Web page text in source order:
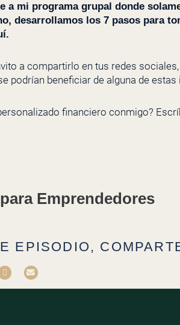
a mi programa grupal donde
desarrollamos los 7 pasos para
a compartirlo en tus redes
podrían beneficiar de alguna de estas
financiero conmigo?
Emprendedores
EPISODIO,